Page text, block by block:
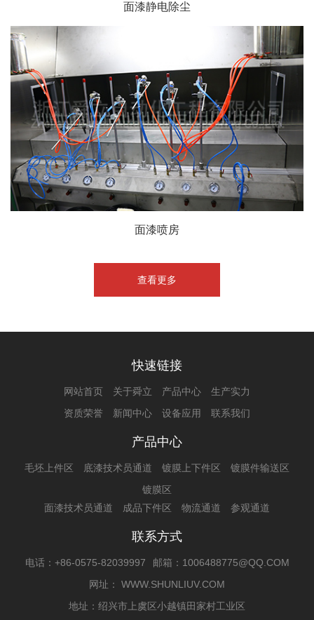
面漆静电除尘
面漆喷房
查看更多
快速链接
网站首页 关于舜立 产品中心
生产实力
资质荣誉
新闻中心 设备应用 联系我们
产品中心
毛坯上件区 底漆技术员通道 镀膜上下件区
镀膜件输送区
镀膜区
面漆技术员通道
成品下件区 物流通道 参观通道
联系方式
电话：+86-0575-82039997
邮箱：1006488775@QQ.COM
网址： WWW.SHUNLIUV.COM
地址：绍兴市上虞区小越镇田家村工业区